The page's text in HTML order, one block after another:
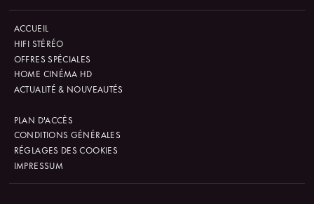
ACCUEIL
HIFI STÉRÉO
OFFRES SPÉCIALES
HOME CINÉMA HD
ACTUALITÉ & NOUVEAUTÉS
PLAN D'ACCÈS
CONDITIONS GÉNÉRALES
RÉGLAGES DES COOKIES
IMPRESSUM